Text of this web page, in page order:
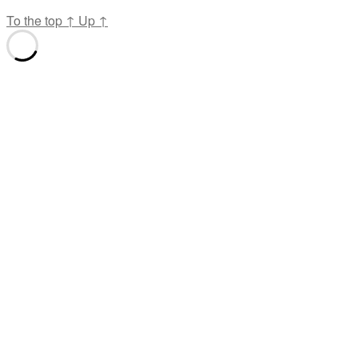
To the top ↑ Up ↑